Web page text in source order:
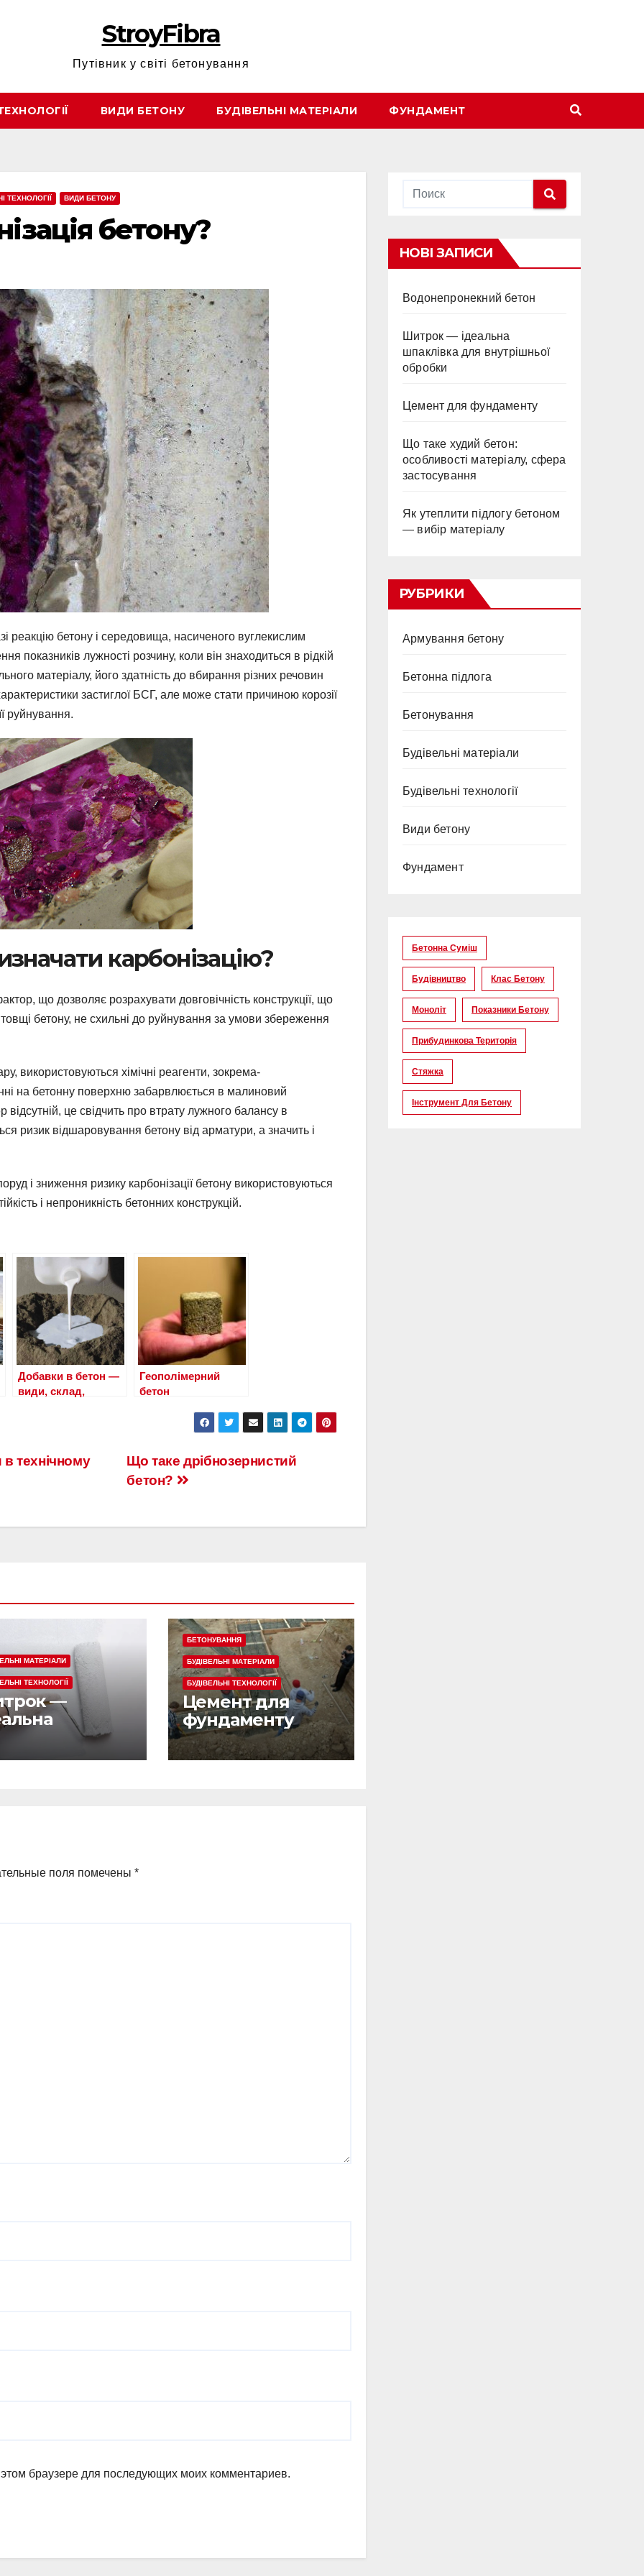
StroyFibra
Путівник у світі бетонування
ВИДИ БЕТОНУ БУДІВЕЛЬНІ МАТЕРІАЛИ ФУНДАМЕНТ
ТЕХНОЛОГІЇ ВИДИ БЕТОНУ
бетону?
реакцію бетону і середовища, насиченого вуглекислим
показників лужності розчину, коли він знаходиться в рідкій
матеріалу, його здатність до вбирання різних речовин
застиглої БСГ, але може стати причиною корозії
руйнування.
карбонізацію?
що дозволяє розрахувати довговічність конструкції, що
бетону, не схильні до руйнування за умови збереження
використовуються хімічні реагенти, зокрема-
на бетонну поверхню забарвлюється в малиновий
відсутній, це свідчить про втрату лужного балансу в
ризик відшаровування бетону від арматури, а значить і
і зниження ризику карбонізації бетону використовуються
і непроникність бетонних конструкцій.
Добавки в бетон —
види, склад,
Геополімерний
бетон
Що таке дрібнозернистий
бетон?
в технічному
МАТЕРІАЛИ
ТЕХНОЛОГІЇ
—
для
БЕТОНУВАННЯ
БУДІВЕЛЬНІ МАТЕРІАЛИ
БУДІВЕЛЬНІ ТЕХНОЛОГІЇ
Цемент для
фундаменту
поля помечены *
браузере для последующих моих комментариев.
НОВІ ЗАПИСИ
Водонепронекний бетон
Шитрок — ідеальна
шпаклівка для внутрішньої
обробки
Цемент для фундаменту
Що таке худий бетон:
особливості матеріалу, сфера
застосування
Як утеплити підлогу бетоном
— вибір матеріалу
РУБРИКИ
Армування бетону
Бетонна підлога
Бетонування
Будівельні матеріали
Будівельні технології
Види бетону
Фундамент
Бетонна Суміш
Будівництво Клас Бетону
Моноліт Показники Бетону
Прибудинкова Територія
Стяжка
Інструмент Для Бетону